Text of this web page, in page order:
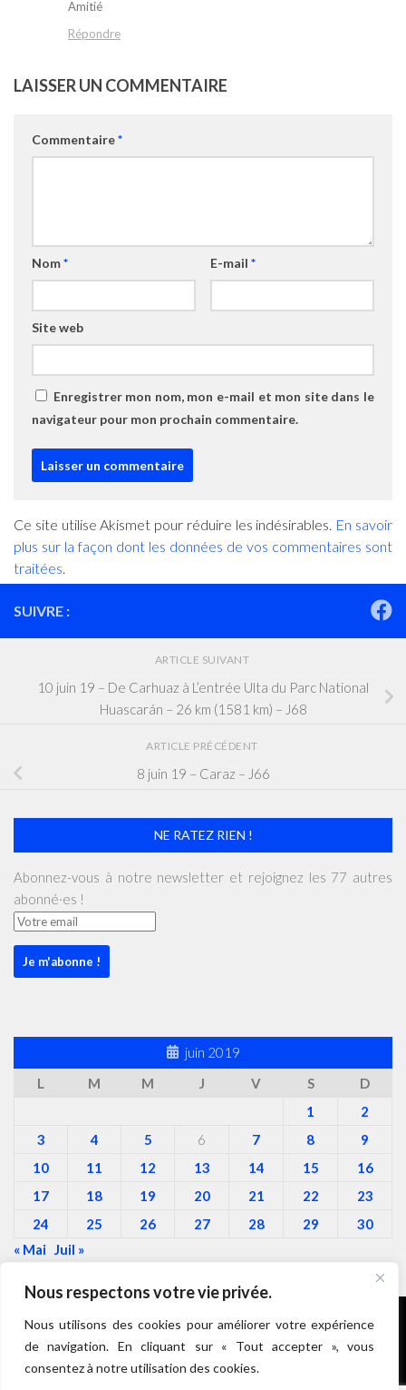
Nous respectons votre vie privée.
Nous utilisons des cookies pour améliorer votre expérience
de navigation. En cliquant sur « Tout accepter », vous
consentez à notre utilisation des cookies.
Amitié
Répondre
LAISSER UN COMMENTAIRE
Commentaire*
Nom* E-mail *
Site web
Enregistrer mon nom, mon e-mail et mon site dans le
navigateur pour mon prochain commentaire.
Ce site utilise Akismet pour réduire les indésirables. En savoir
plus sur la façon dont les données de vos commentaires sont
traitées
SUIVRE :
ARTICLE SUIVANT
10 juin 19 – De Carhuaz à L’entrée Ulta du Parc National
Huascarán – 26 km (1581 km) – J68
ARTICLE PRÉCÉDENT
8 juin 19 – Caraz – J66
NE RATEZ RIEN !
Abonnez-vous à notre newsletter et rejoignez les 77 autres
abonné·es !
juin 2019
L
M M J V S
D
1
2
3
4 5 6 7 8
9
10
11 12 13 14 15
16
17
18 19 20 21 22
23
24
25 26 27 28 29
30
« Mai Juil »
Roulez Doudous © 2026. Tous droits réservés.